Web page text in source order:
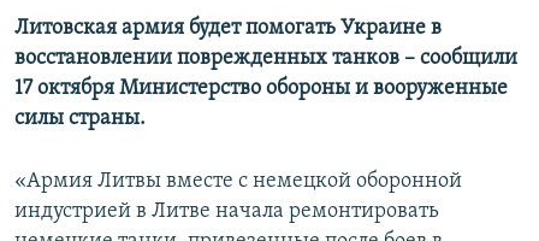
Литовская армия будет помогать Украине в
восстановлении поврежденных танков – сообщили
17 октября Министерство обороны и вооруженные
силы страны.
«Армия Литвы вместе с немецкой оборонной
индустрией в Литве начала ремонтировать